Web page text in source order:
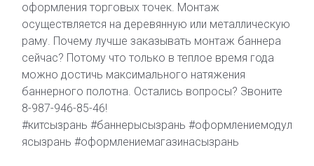
оформления торговых точек. Монтаж
осуществляется на деревянную или металлическую
раму. Почему лучше заказывать монтаж баннера
сейчас? Потому что только в теплое время года
можно достичь максимального натяжения
баннерного полотна. Остались вопросы? Звоните
8-987-946-85-46!
#китсызрань #баннерысызрань #оформлениемодул
ясызрань #оформлениемагазинасызрань